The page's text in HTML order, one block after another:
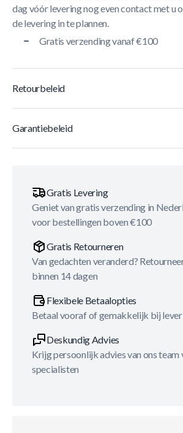
dag vóór levering nog even contact met u
de levering in te plannen.
Gratis verzending vanaf €100
Retourbeleid
Garantiebeleid
Gratis Levering
Geniet van gratis verzending in
voor bestellingen boven €100
Gratis Retourneren
Van gedachten veranderd?
binnen 14 dagen
Flexibele Betaalopties
Betaal vooraf of gemakkelijk bij
Deskundig Advies
Krijg persoonlijk advies van ons team
specialisten